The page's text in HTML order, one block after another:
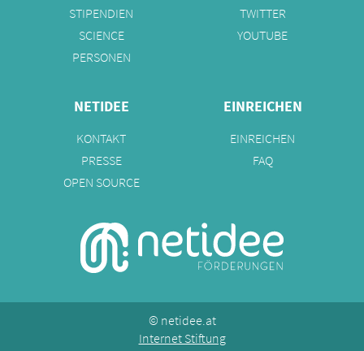
STIPENDIEN
SCIENCE
PERSONEN
TWITTER
YOUTUBE
NETIDEE
KONTAKT
PRESSE
OPEN SOURCE
EINREICHEN
EINREICHEN
FAQ
© netidee.at
Internet Stiftung